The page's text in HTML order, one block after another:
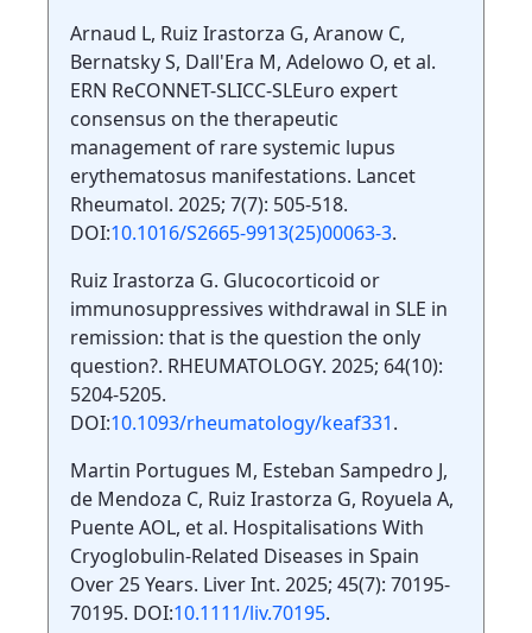
Arnaud L, Ruiz Irastorza G, Aranow C,
Bernatsky S, Dall'Era M, Adelowo O, et al.
ERN ReCONNET-SLICC-SLEuro expert
consensus on the therapeutic
management of rare systemic lupus
erythematosus manifestations. Lancet
Rheumatol. 2025; 7(7): 505-518.
DOI:10.1016/S2665-9913(25)00063-3.
Ruiz Irastorza G. Glucocorticoid or
immunosuppressives withdrawal in SLE in
remission: that is the question the only
question?. RHEUMATOLOGY. 2025; 64(10):
5204-5205.
DOI:10.1093/rheumatology/keaf331.
Martin Portugues M, Esteban Sampedro J,
de Mendoza C, Ruiz Irastorza G, Royuela A,
Puente AOL, et al. Hospitalisations With
Cryoglobulin-Related Diseases in Spain
Over 25 Years. Liver Int. 2025; 45(7): 70195-
70195. DOI:10.1111/liv.70195.